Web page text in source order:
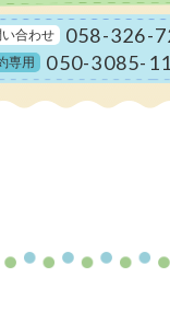
い合わせ 058-326-
専用 050-3085-